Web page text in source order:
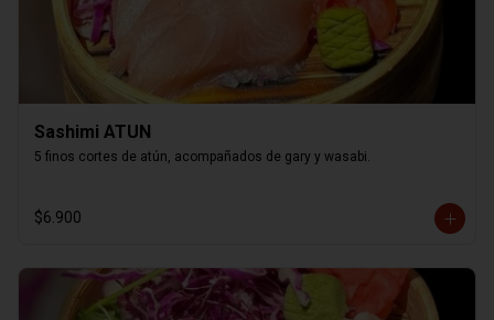
Sashimi ATUN
5 finos cortes de atún, acompañados de gary y wasabi.
$6.900